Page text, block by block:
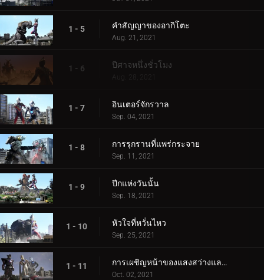
1 - 5 คำสัญญาของอากิโตะ
Aug. 21, 2021
1 - 6 ปีศาจหนึ่งชั่วโมง
Aug. 28, 2021
1 - 7 อินเตอร์จักรวาล
Sep. 04, 2021
1 - 8 การรุกรานที่แพร่กระจาย
Sep. 11, 2021
1 - 9 ปีกแห่งวันนั้น
Sep. 18, 2021
1 - 10 หัวใจที่หวั่นไหว
Sep. 25, 2021
1 - 11 การเผชิญหน้าของแสงสว่างและความมืด
Oct. 02, 2021